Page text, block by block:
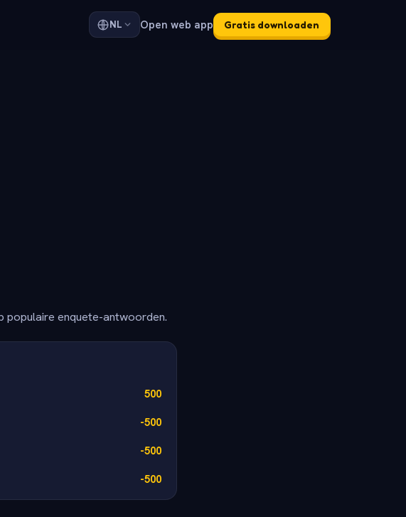
NL Open web app Gratis downloaden
populaire enquete-antwoorden.
500
-500
-500
-500